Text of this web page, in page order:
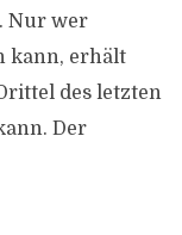
Nur wer
kann, erhält
des letzten
Der